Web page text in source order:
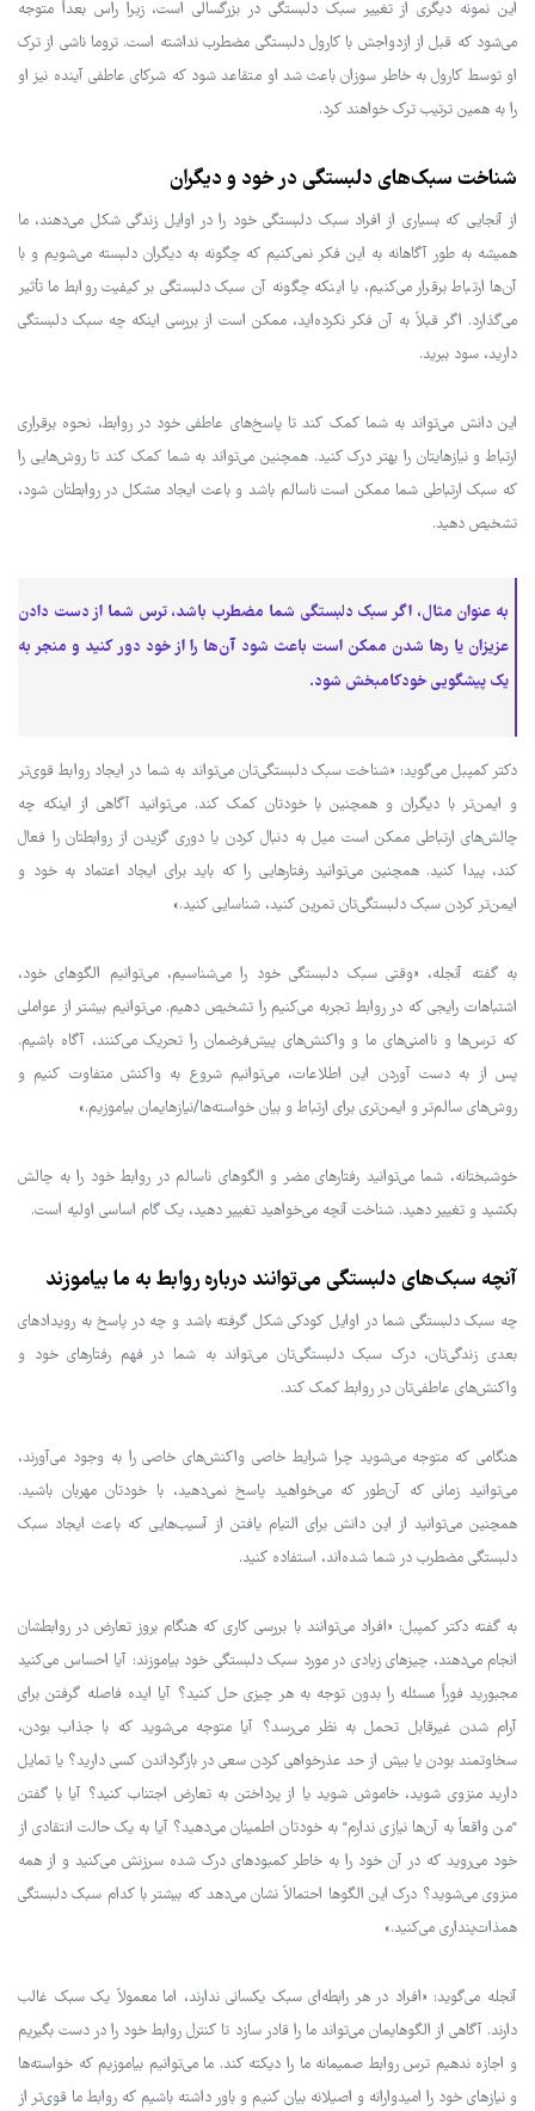
این نمونه دیگری از تغییر سبک دلبستگی در بزرگسالی است، زیرا راس بعداً متوجه
می‌شود که قبل از ازدواجش با کارول دلبستگی مضطرب نداشته است. تروما ناشی از ترک
او توسط کارول به خاطر سوزان باعث شد او متقاعد شود که شرکای عاطفی آینده نیز او
را به همین ترتیب ترک خواهند کرد.
شناخت سبک‌های دلبستگی در خود و دیگران
از آنجایی که بسیاری از افراد سبک دلبستگی خود را در اوایل زندگی شکل می‌دهند، ما
همیشه به طور آگاهانه به این فکر نمی‌کنیم که چگونه به دیگران دلبسته می‌شویم و با
آن‌ها ارتباط برقرار می‌کنیم، یا اینکه چگونه آن سبک دلبستگی بر کیفیت روابط ما تأثیر
می‌گذارد. اگر قبلاً به آن فکر نکرده‌اید، ممکن است از بررسی اینکه چه سبک دلبستگی
دارید، سود ببرید.
این دانش می‌تواند به شما کمک کند تا پاسخ‌های عاطفی خود در روابط، نحوه برقراری
ارتباط و نیازهایتان را بهتر درک کنید. همچنین می‌تواند به شما کمک کند تا روش‌هایی را
که سبک ارتباطی شما ممکن است ناسالم باشد و باعث ایجاد مشکل در روابطتان شود،
تشخیص دهید.
به عنوان مثال، اگر سبک دلبستگی شما مضطرب باشد، ترس شما از دست دادن
عزیزان یا رها شدن ممکن است باعث شود آن‌ها را از خود دور کنید و منجر به
یک پیشگویی خودکامبخش شود.
دکتر کمپبل می‌گوید: «شناخت سبک دلبستگی‌تان می‌تواند به شما در ایجاد روابط قوی‌تر
و ایمن‌تر با دیگران و همچنین با خودتان کمک کند. می‌توانید آگاهی از اینکه چه
چالش‌های ارتباطی ممکن است میل به دنبال کردن یا دوری گزیدن از روابطتان را فعال
کند، پیدا کنید. همچنین می‌توانید رفتارهایی را که باید برای ایجاد اعتماد به خود و
ایمن‌تر کردن سبک دلبستگی‌تان تمرین کنید، شناسایی کنید.»
به گفته آنجله، «وقتی سبک دلبستگی خود را می‌شناسیم، می‌توانیم الگوهای خود،
اشتباهات رایجی که در روابط تجربه می‌کنیم را تشخیص دهیم. می‌توانیم بیشتر از عواملی
که ترس‌ها و ناامنی‌های ما و واکنش‌های پیش‌فرضمان را تحریک می‌کنند، آگاه باشیم.
پس از به دست آوردن این اطلاعات، می‌توانیم شروع به واکنش متفاوت کنیم و
روش‌های سالم‌تر و ایمن‌تری برای ارتباط و بیان خواسته‌ها/نیازهایمان بیاموزیم.»
خوشبختانه، شما می‌توانید رفتارهای مضر و الگوهای ناسالم در روابط خود را به چالش
بکشید و تغییر دهید. شناخت آنچه می‌خواهید تغییر دهید، یک گام اساسی اولیه است.
آنچه سبک‌های دلبستگی می‌توانند درباره روابط به ما بیاموزند
چه سبک دلبستگی شما در اوایل کودکی شکل گرفته باشد و چه در پاسخ به رویدادهای
بعدی زندگی‌تان، درک سبک دلبستگی‌تان می‌تواند به شما در فهم رفتارهای خود و
واکنش‌های عاطفی‌تان در روابط کمک کند.
هنگامی که متوجه می‌شوید چرا شرایط خاصی واکنش‌های خاصی را به وجود می‌آورند،
می‌توانید زمانی که آن‌طور که می‌خواهید پاسخ نمی‌دهید، با خودتان مهربان باشید.
همچنین می‌توانید از این دانش برای التیام یافتن از آسیب‌هایی که باعث ایجاد سبک
دلبستگی مضطرب در شما شده‌اند، استفاده کنید.
به گفته دکتر کمپبل: «افراد می‌توانند با بررسی کاری که هنگام بروز تعارض در روابطشان
انجام می‌دهند، چیزهای زیادی در مورد سبک دلبستگی خود بیاموزند: آیا احساس می‌کنید
مجبورید فوراً مسئله را بدون توجه به هر چیزی حل کنید؟ آیا ایده فاصله گرفتن برای
آرام شدن غیرقابل تحمل به نظر می‌رسد؟ آیا متوجه می‌شوید که با جذاب بودن،
سخاوتمند بودن یا بیش از حد عذرخواهی کردن سعی در بازگرداندن کسی دارید؟ یا تمایل
دارید منزوی شوید، خاموش شوید یا از پرداختن به تعارض اجتناب کنید؟ آیا با گفتن
"من واقعاً به آن‌ها نیازی ندارم" به خودتان اطمینان می‌دهید؟ آیا به یک حالت انتقادی از
خود می‌روید که در آن خود را به خاطر کمبودهای درک شده سرزنش می‌کنید و از همه
منزوی می‌شوید؟ درک این الگوها احتمالاً نشان می‌دهد که بیشتر با کدام سبک دلبستگی
همذات‌پنداری می‌کنید.»
آنجله می‌گوید: «افراد در هر رابطه‌ای سبک یکسانی ندارند، اما معمولاً یک سبک غالب
دارند. آگاهی از الگوهایمان می‌تواند ما را قادر سازد تا کنترل روابط خود را در دست بگیریم
و اجازه ندهیم ترس روابط صمیمانه ما را دیکته کند. ما می‌توانیم بیاموزیم که خواسته‌ها
و نیازهای خود را امیدوارانه و اصیلانه بیان کنیم و باور داشته باشیم که روابط ما قوی‌تر از